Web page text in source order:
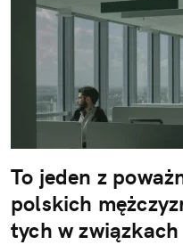
To jeden z
polskich
tych w związkach